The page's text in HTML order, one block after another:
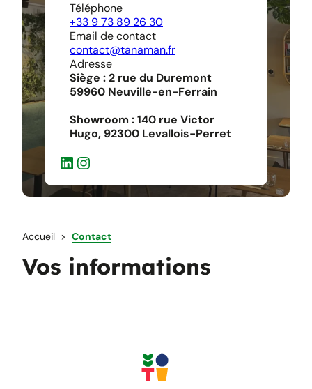
Téléphone
+33 9 73 89 26 30
Email de contact
contact@tanaman.fr
Adresse
Siège :2 rue du Duremont
59960 Neuville-en-Ferrain
Showroom : 140 rue Victor
Hugo, 92300 Levallois-Perret
LinkedIn
Instagram
Accueil Contact
Vos informations